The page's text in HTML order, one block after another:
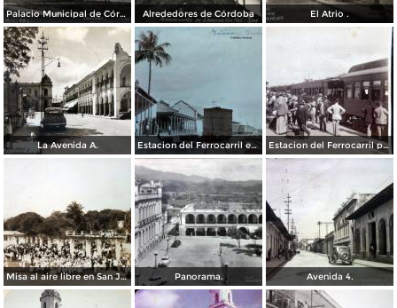
Palacio Municipal de Córdoba Alrededores de Córdoba El Atrio .
La Avenida A. Estacion del Ferrocarril en Córdoba, Veracruz. Estacion del Ferrocarril por el Fotógrafo Abel Briquet..
Misa al aire libre en San Jose Congreso Eucaristico ( Fechada el 5 de Junio de 1943 ). Panorama. Avenida 4.